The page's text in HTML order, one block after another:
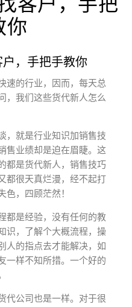
你
，手把手教你
速的行业，因而，每天总
，我们这些货代新人怎么
，就是行业知识加销售技
售业绩却是迫在眉睫。这
都是货代新人，销售技巧
都很天真烂漫，经不起打
色，四顾茫然！
是经验，没有任何的教
识，了解个大概流程，操
人的指点去才能解决，如
一样不知所措。一个好的
公司也是一样。对于很